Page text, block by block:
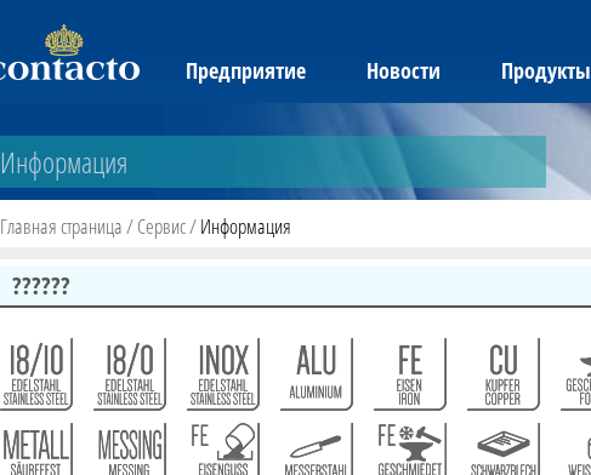
Предприятие Новости Продукты
Контакт
Информация
Главная страница/Сервис/Информация
??????